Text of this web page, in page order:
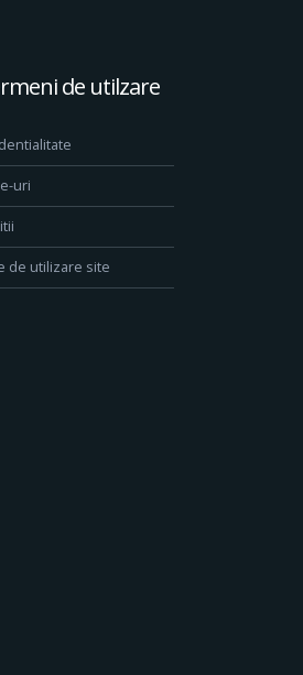
de utilzare
uri
de utilizare site